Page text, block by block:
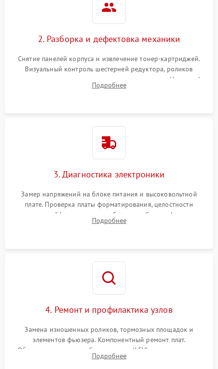
2. Разборка и дефектовка механики
Снятие панелей корпуса и извлечение тонер-картриджей.
Визуальный контроль шестерней редуктора, роликов
захвата, термопленки и прижимного вала в печи (фьюзере).
Проверка оптики сканера на загрязнения.
Подробнее
3. Диагностика электроники
Замер напряжений на блоке питания и высоковольтной
плате. Проверка платы форматирования, целостности
плоских шлейфов сканера и работоспособности флажков и
оптопар (датчиков прохождения бумаги).
Подробнее
4. Ремонт и профилактика узлов
Замена изношенных роликов, тормозных площадок и
элементов фьюзера. Компонентный ремонт плат.
Обязательная очистка блока лазера (LSU), зеркал и тракта
печати от просыпанного тонера и бумажной пыли.
Подробнее